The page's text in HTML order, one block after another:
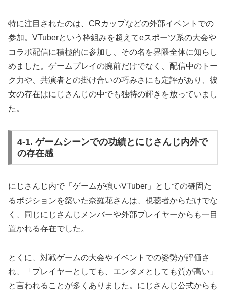
特に注目されたのは、CRカップなどの外部イベントでの
参加。VTuberという枠組みを超えてeスポーツ系の大会や
コラボ配信に積極的に参加し、その名を界隈全体に知らし
めました。ゲームプレイの腕前だけでなく、配信中のトー
ク力や、共演者との掛け合いの巧みさにも定評があり、彼
女の存在はにじさんじの中でも独特の輝きを放っていまし
た。
4-1. ゲームシーンでの功績とにじさんじ内外で
の存在感
にじさんじ内で「ゲームが強いVTuber」としての確固た
るポジションを築いた奈羅花さんは、視聴者からだけでな
く、同じにじさんじメンバーや外部プレイヤーからも一目
置かれる存在でした。
とくに、対戦ゲームの大会やイベントでの姿勢が評価さ
れ、「プレイヤーとしても、エンタメとしても質が高い」
と言われることが多くありました。にじさんじ公式からも